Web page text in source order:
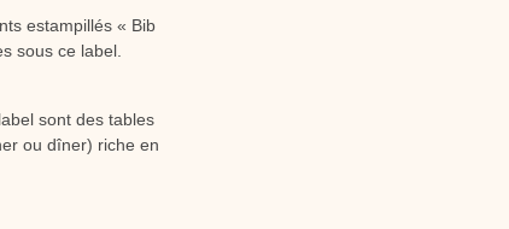
estampillés « Bib
sous ce label.
sont des tables
ou dîner) riche en